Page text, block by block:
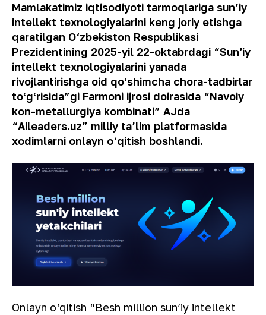
Mamlakatimiz iqtisodiyoti tarmoqlariga sun’iy
intellekt texnologiyalarini keng joriy etishga
qaratilgan O‘zbekiston Respublikasi
Prezidentining 2025-yil 22-oktabrdagi “Sunʼiy
intellekt texnologiyalarini yanada
rivojlantirishga oid qoʻshimcha chora-tadbirlar
toʻgʻrisida”gi Farmoni ijrosi doirasida “Navoiy
kon-metallurgiya kombinati” AJda
“Aileaders.uz” milliy ta’lim platformasida
xodimlarni onlayn o‘qitish boshlandi.
Onlayn o‘qitish “Besh million sun’iy intellekt